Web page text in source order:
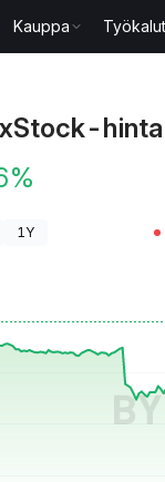
Kauppa Työkalut
hinta
1Y